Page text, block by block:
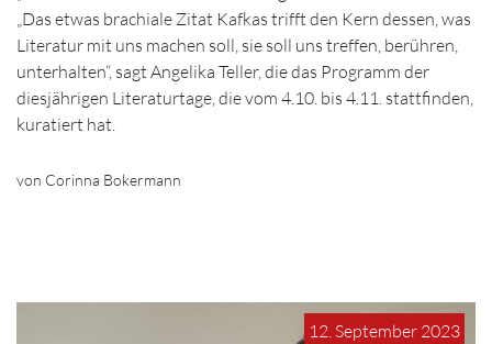
„Das etwas brachiale Zitat Kafkas trifft den Kern dessen, was
Literatur mit uns machen soll, sie soll uns treffen, berühren,
unterhalten“, sagt Angelika Teller, die das Programm der
diesjährigen Literaturtage, die vom 4.10. bis 4.11. stattfinden,
kuratiert hat.
von Corinna Bokermann
12. September 2023